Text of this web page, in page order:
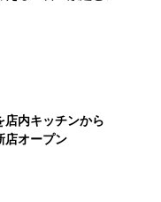
店内キッチンから
店オープン